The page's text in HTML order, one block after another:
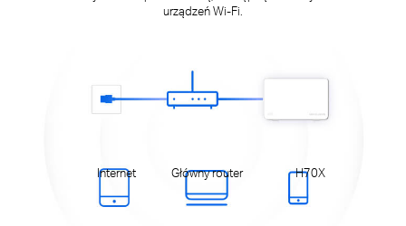
urządzeń Wi-Fi.
Internet Główny router H70X